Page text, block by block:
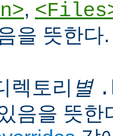
,
을 뜻한다.
렉토리 별
음을 뜻한